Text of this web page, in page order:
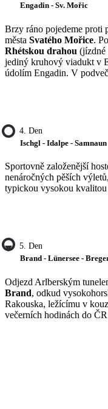
Engadin - Sv. Mořic
Brzy ráno pojedeme proti
města Svatého Mořice.
Rhétskou drahou (jízdné
jediný kruhový viadukt v
údolím Engadin. V
4. Den
Ischgl - Idalpe - Samnaun
Sportovně založenější
nenáročných pěších
typickou vysokou
5. Den
Brand - Lünersee -
Odjezd Arlberským
Brand, odkud
Rakouska, ležícímu v
večerních hodinách do